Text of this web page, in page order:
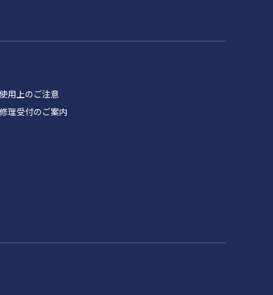
用上のご注意
理受付のご案内